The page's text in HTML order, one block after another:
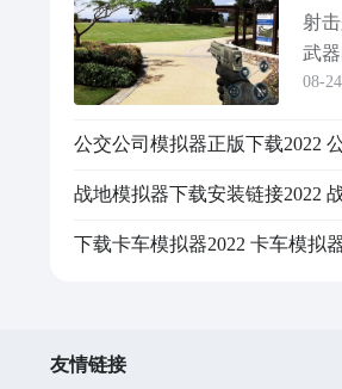
射
武
下
08-24
公交公司模拟器正版下载2022
战地模拟器下载安装链接2022
下载卡车模拟器2022 卡车模拟
友情链接